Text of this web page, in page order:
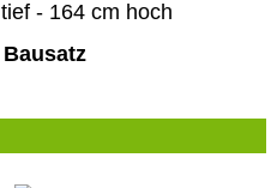
- 164 cm hoch